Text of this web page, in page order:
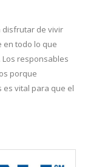
disfrutar de vivir
en todo lo que
responsables
porque
es vital para que el